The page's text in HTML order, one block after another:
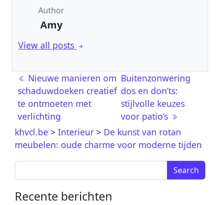
Author
Amy
View all posts
Post navigation
Nieuwe manieren om
schaduwdoeken creatief
te ontmoeten met
verlichting
Buitenzonwering
dos en don’ts:
stijlvolle keuzes
voor patio’s
khvcl.be > Interieur > De kunst van rotan
meubelen: oude charme voor moderne tijden
Search for:
Recente berichten